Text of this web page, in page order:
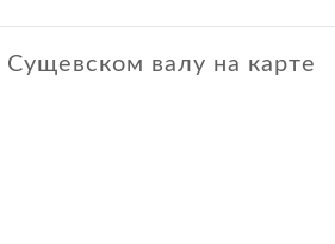
Сущевском валу на карте